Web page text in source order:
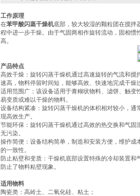
工作原理
在苯甲酸闪蒸干燥机底部，较大较湿的颗粒团在搅拌
程中进一步干燥。由于气固两相作旋转流动，固相
高。
产品特点
高效干燥‌：旋转闪蒸干燥机通过高速旋转的气流和
速高，物料停留时间短，能够高效、快速地完成干燥
适用范围广‌：该设备适用于膏糊状物料、滤饼、触
易变质或难以干燥的物料‌。
设备结构紧凑‌：旋转闪蒸干燥机的体积相对较小，
现高效生产‌。
节能环保‌：旋转闪蒸干燥机通过高效的热交换和气
无污染‌。
操作简便‌：设备结构简单，制造和安装方便，维护
的一致性‌。
防止粘壁和变质‌：干燥机底部设置特殊的冷却装置
防止了物料粘壁现象‌。
适用物料
陶瓷类：高岭土、二氧化硅、粘土；